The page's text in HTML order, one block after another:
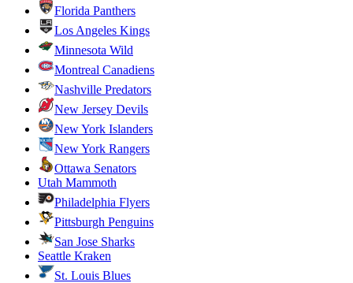
Florida Panthers
Los Angeles Kings
Minnesota Wild
Montreal Canadiens
Nashville Predators
New Jersey Devils
New York Islanders
New York Rangers
Ottawa Senators
Utah Mammoth
Philadelphia Flyers
Pittsburgh Penguins
San Jose Sharks
Seattle Kraken
St. Louis Blues